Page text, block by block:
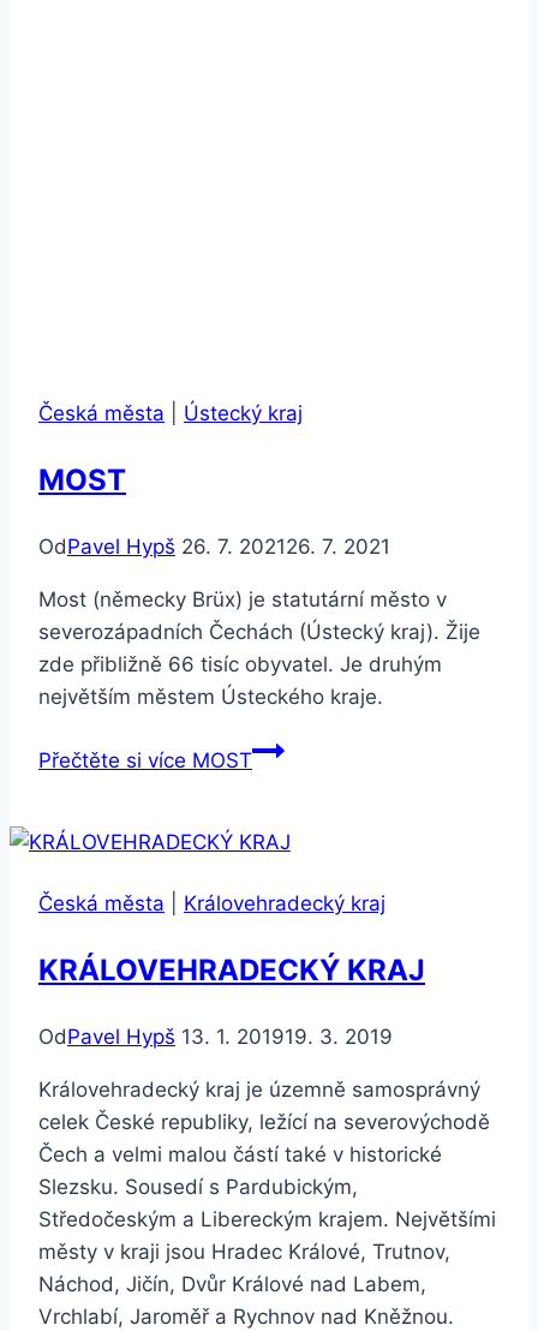
Česká města Ústecký kraj
MOST
OdPavel Hypš 26. 7. 202126. 7. 2021
Most (německy Brüx) je statutární město v
severozápadních Čechách (Ústecký kraj). Žije
zde přibližně 66 tisíc obyvatel. Je druhým
největším městem Ústeckého kraje.
Přečtěte si více MOST
Česká města Královehradecký kraj
KRÁLOVEHRADECKÝ KRAJ
OdPavel Hypš 13. 1. 201919. 3. 2019
Královehradecký kraj je územně samosprávný
celek České republiky, ležící na severovýchodě
Čech a velmi malou částí také v historické
Slezsku. Sousedí s Pardubickým,
Středočeským a Libereckým krajem. Největšími
městy v kraji jsou Hradec Králové, Trutnov,
Náchod, Jičín, Dvůr Králové nad Labem,
Vrchlabí, Jaroměř a Rychnov nad Kněžnou.